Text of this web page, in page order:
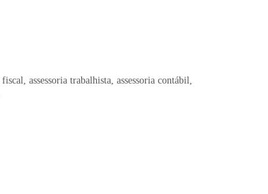
assessoria trabalhista, assessoria contábil,